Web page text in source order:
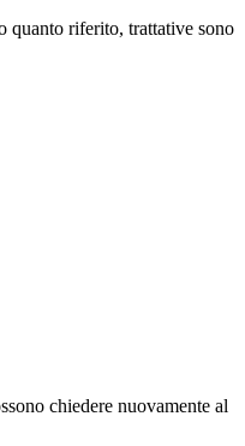
quanto riferito, trattative sono
chiedere nuovamente al